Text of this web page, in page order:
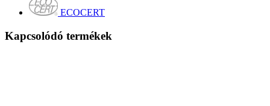
ECOCERT
Kapcsolódó termékek